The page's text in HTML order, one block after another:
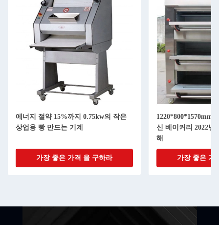
에너지 절약 15%까지 0.75kw의 작은
상업용 빵 만드는 기계
가장 좋은 가격 을 구하라
1220*800*1570mm
신 베이커리 2022년
해
가장 좋은 가